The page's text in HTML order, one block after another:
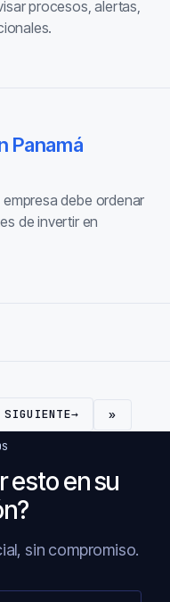
procesos, alertas,
Panamá
debe ordenar
de invertir en
SIGUIENTE→ »
esto en su
sin compromiso.